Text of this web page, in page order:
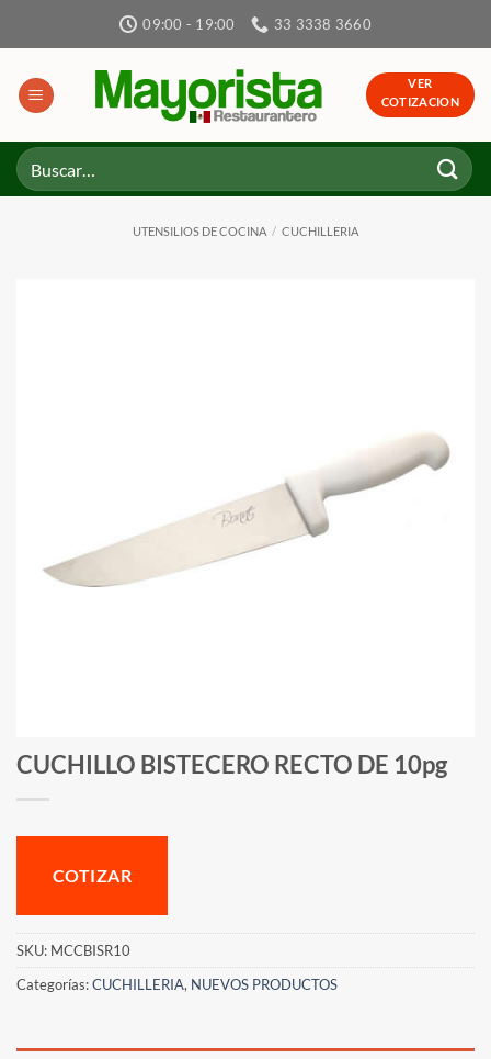
09:00 - 19:00 33 3338 3660
VER
COTIZACION
Buscar
por:
UTENSILIOS DE COCINA / CUCHILLERIA
CUCHILLO BISTECERO RECTO DE 10pg
COTIZAR
SKU: MCCBISR10
Categorías:CUCHILLERIA, NUEVOS PRODUCTOS